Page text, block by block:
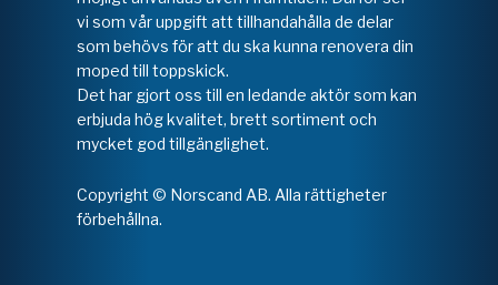
vi som vår uppgift att tillhandahålla de delar
som behövs för att du ska kunna renovera din
moped till toppskick.
Det har gjort oss till en ledande aktör som kan
erbjuda hög kvalitet, brett sortiment och
mycket god tillgänglighet.
Copyright © Norscand AB. Alla rättigheter
förbehållna.